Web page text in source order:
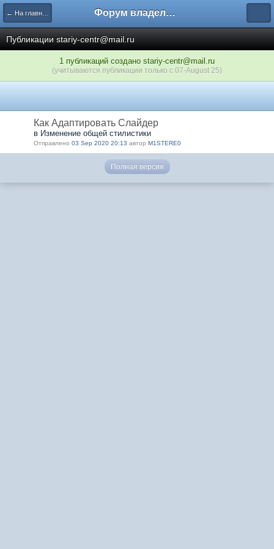
← На главную Форум владельцев интернет-магазинов
Публикации stariy-centr@mail.ru
1 публикаций создано stariy-centr@mail.ru
(учитываются публикации только с 07-August 25)
Как Адаптировать Слайдер
в Изменение общей стилистики
Отправлено 03 Sep 2020 20:13 автор M1STERE0
Полная версия